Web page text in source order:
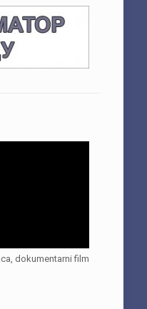
dokumentarni film